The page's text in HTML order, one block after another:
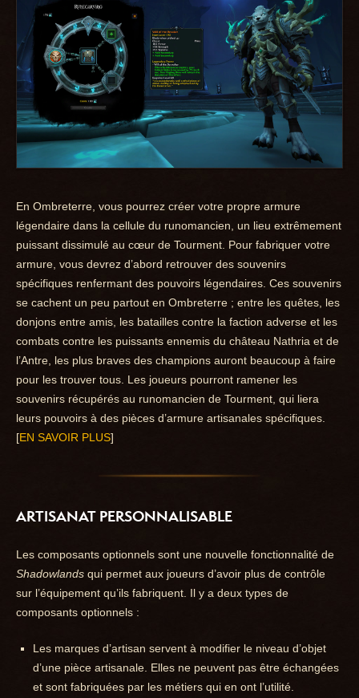
En Ombreterre, vous pourrez créer votre propre armure
légendaire dans la cellule du runomancien, un lieu extrêmement
puissant dissimulé au cœur de Tourment. Pour fabriquer votre
armure, vous devrez d’abord retrouver des souvenirs
spécifiques renfermant des pouvoirs légendaires. Ces souvenirs
se cachent un peu partout en Ombreterre ; entre les quêtes, les
donjons entre amis, les batailles contre la faction adverse et les
combats contre les puissants ennemis du château Nathria et de
l’Antre, les plus braves des champions auront beaucoup à faire
pour les trouver tous. Les joueurs pourront ramener les
souvenirs récupérés au runomancien de Tourment, qui liera
leurs pouvoirs à des pièces d’armure artisanales spécifiques.
[EN SAVOIR PLUS]
ARTISANAT PERSONNALISABLE
Les composants optionnels sont une nouvelle fonctionnalité de
Shadowlands qui permet aux joueurs d’avoir plus de contrôle
sur l’équipement qu’ils fabriquent. Il y a deux types de
composants optionnels :
Les marques d’artisan servent à modifier le niveau d’objet
d’une pièce artisanale. Elles ne peuvent pas être échangées
et sont fabriquées par les métiers qui en ont l’utilité.